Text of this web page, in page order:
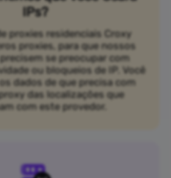
IPs?
proxies residenciais Croxy
proxies, para que nossos
se preocupar com
ou bloqueios de IP. Você
dados de que precisa com
das localizações que
com este provedor.